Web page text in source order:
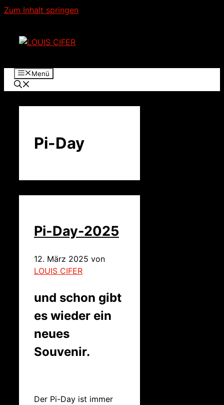
Zum Inhalt springen
Menü
Pi-Day
Pi-Day-2025
12. März 2025 von
LOUIS CIFER
und schon gibt
es wieder ein
neues
Souvenir.
Der Pi-Day ist immer